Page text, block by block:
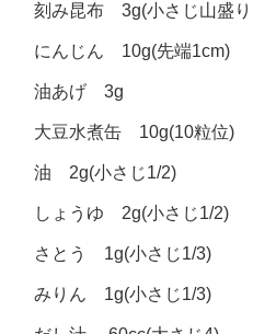
刻み昆布 3g(小さじ山盛
にんじん 10g(先端1cm)
油あげ 3g
大豆水煮缶 10g(10粒位)
油 2g(小さじ1/2)
しょうゆ 2g(小さじ1/2)
さとう 1g(小さじ1/3)
みりん 1g(小さじ1/3)